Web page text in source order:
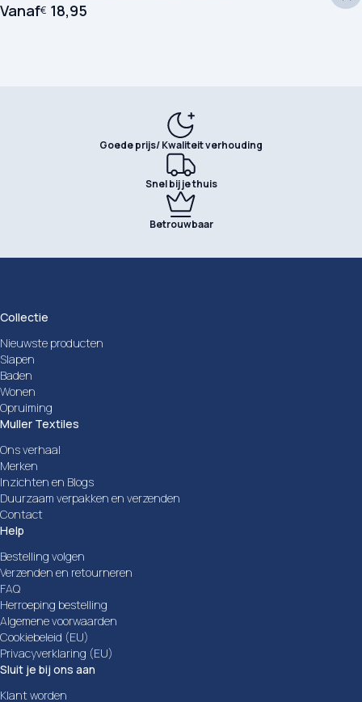
Vanaf€ 18,95
Goede prijs/ Kwaliteit verhouding
Snel bij je thuis
Betrouwbaar
Collectie
Nieuwste producten
Slapen
Baden
Wonen
Opruiming
Muller Textiles
Ons verhaal
Merken
Inzichten en Blogs
Duurzaam verpakken en verzenden
Contact
Help
Bestelling volgen
Verzenden en retourneren
FAQ
Herroeping bestelling
Algemene voorwaarden
Cookiebeleid (EU)
Privacyverklaring (EU)
Sluit je bij ons aan
Klant worden